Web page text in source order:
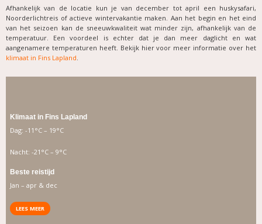
Afhankelijk van de locatie kun je van december tot april een huskysafari,
Noorderlichtreis of actieve wintervakantie maken. Aan het begin en het eind
van het seizoen kan de sneeuwkwaliteit wat minder zijn, afhankelijk van de
temperatuur. Een voordeel is echter dat je dan meer daglicht en wat
aangenamere temperaturen heeft. Bekijk hier voor meer informatie over het
klimaat in Fins Lapland.
Klimaat in Fins Lapland
Dag: -11°C – 19°C
Nacht: -21°C – 9°C
Beste reistijd
Jan – apr & dec
LEES MEER